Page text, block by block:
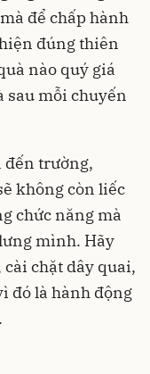
để chấp hành
đúng thiên
nào quý giá
sau mỗi chuyến
đến trường,
không còn liếc
chức năng mà
mình. Hãy
chặt dây quai,
đó là hành động